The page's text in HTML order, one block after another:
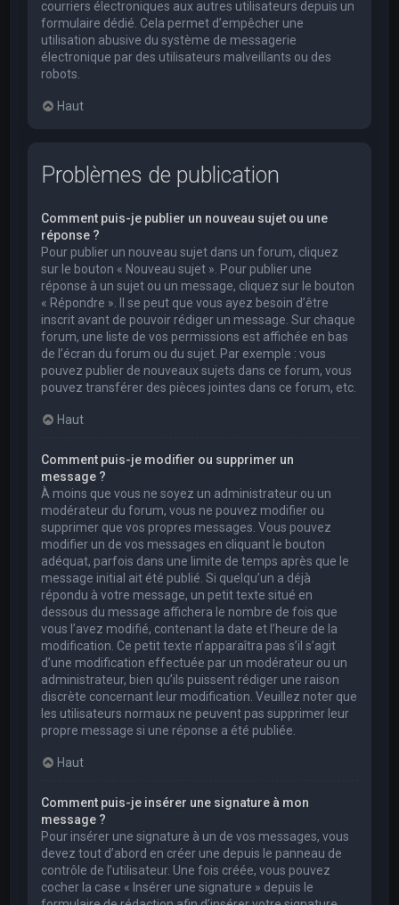
courriers électroniques aux autres utilisateurs depuis un
formulaire dédié. Cela permet d’empêcher une
utilisation abusive du système de messagerie
électronique par des utilisateurs malveillants ou des
robots.
Haut
Problèmes de publication
Comment puis-je publier un nouveau sujet ou une
réponse ?
Pour publier un nouveau sujet dans un forum, cliquez
sur le bouton « Nouveau sujet ». Pour publier une
réponse à un sujet ou un message, cliquez sur le bouton
« Répondre ». Il se peut que vous ayez besoin d’être
inscrit avant de pouvoir rédiger un message. Sur chaque
forum, une liste de vos permissions est affichée en bas
de l’écran du forum ou du sujet. Par exemple : vous
pouvez publier de nouveaux sujets dans ce forum, vous
pouvez transférer des pièces jointes dans ce forum, etc.
Haut
Comment puis-je modifier ou supprimer un
message ?
À moins que vous ne soyez un administrateur ou un
modérateur du forum, vous ne pouvez modifier ou
supprimer que vos propres messages. Vous pouvez
modifier un de vos messages en cliquant le bouton
adéquat, parfois dans une limite de temps après que le
message initial ait été publié. Si quelqu’un a déjà
répondu à votre message, un petit texte situé en
dessous du message affichera le nombre de fois que
vous l’avez modifié, contenant la date et l’heure de la
modification. Ce petit texte n’apparaîtra pas s’il s’agit
d’une modification effectuée par un modérateur ou un
administrateur, bien qu’ils puissent rédiger une raison
discrète concernant leur modification. Veuillez noter que
les utilisateurs normaux ne peuvent pas supprimer leur
propre message si une réponse a été publiée.
Haut
Comment puis-je insérer une signature à mon
message ?
Pour insérer une signature à un de vos messages, vous
devez tout d’abord en créer une depuis le panneau de
contrôle de l’utilisateur. Une fois créée, vous pouvez
cocher la case « Insérer une signature » depuis le